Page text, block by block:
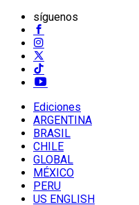
síguenos
Ediciones
ARGENTINA
BRASIL
CHILE
GLOBAL
MÉXICO
PERU
US ENGLISH